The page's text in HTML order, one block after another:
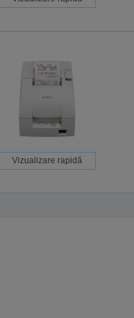
Vizualizare rapidă